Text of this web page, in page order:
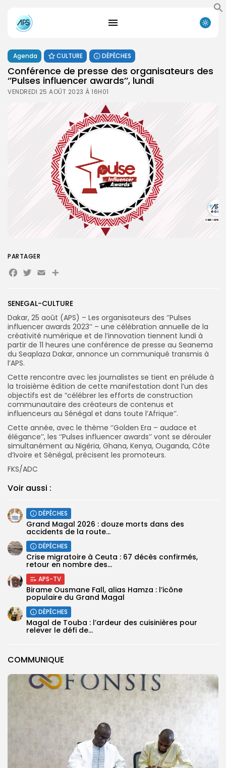
for:
FR
Agenda CULTURE DÉPÊCHES
Conférence de presse des organisateurs des
‘’Pulses influencer awards’’, lundi
VENDREDI 25 AOÛT 2023 À 16H01
COMMUNIQUE
SENEGAL-CULTURE
Dakar, 25 août (APS) – Les organisateurs des ‘’Pulses
influencer awards 2023’’ – une célébration annuelle de la
créativité numérique et de l’innovation tiennent lundi à
partir de 11 heures une conférence de presse au Seanema
du Seaplaza Dakar, annonce un communiqué transmis à
l’APS.
Cette rencontre avec les journalistes se tient en prélude à
la troisième édition de cette manifestation dont l’un des
objectifs est de ”célébrer les efforts de construction
communautaire des créateurs de contenus et
influenceurs au Sénégal et dans toute l’Afrique’’.
Cette année, avec le thème ‘’Golden Era – audace et
élégance’’, les ‘’Pulses influencer awards’’ vont se dérouler
simultanément au Nigéria, Ghana, Kenya, Ouganda, Côte
d’Ivoire et Sénégal, précisent les promoteurs.
FKS/ADC
Voir aussi :
DÉPÊCHES
Grand Magal 2026 : douze morts dans des
accidents de la route...
DÉPÊCHES
Crise migratoire à Ceuta : 67 décès confirmés,
retour en nombre des...
APS-TV
Birame Ousmane Fall, alias Hamza : l’icône
populaire du Grand Magal
DÉPÊCHES
Magal de Touba : l’ardeur des cuisinières pour
relever le défi de...
PARTAGER
Facebook
Twitter
Email